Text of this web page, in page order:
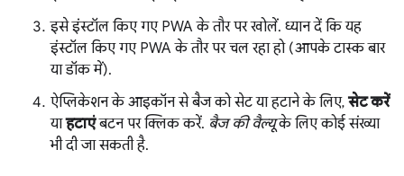
इसे इंस्टॉल किए गए PWA के तौर पर खोलें. ध्यान दें कि यह
इंस्टॉल किए गए PWA के तौर पर चल रहा हो (आपके टास्क बार
या डॉक में).
ऐप्लिकेशन के आइकॉन से बैज को सेट या हटाने के लिए, सेट करें
याहटाएंबटन पर क्लिक करें. बैज की वैल्यूके लिए कोई संख्या
भी दी जा सकती है.